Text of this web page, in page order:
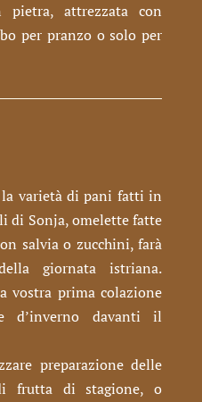
attrezzata con
per pranzo o solo per
la varietà di pani fatti in
di Sonja, omelette fatte
salvia o zucchini, farà
giornata istriana.
vostra prima colazione
d’inverno davanti il
preparazione delle
frutta di stagione, o